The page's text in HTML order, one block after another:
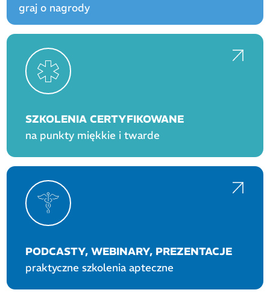
graj o nagrody
SZKOLENIA CERTYFIKOWANE
na punkty miękkie i twarde
PODCASTY, WEBINARY, PREZENTACJE
praktyczne szkolenia apteczne